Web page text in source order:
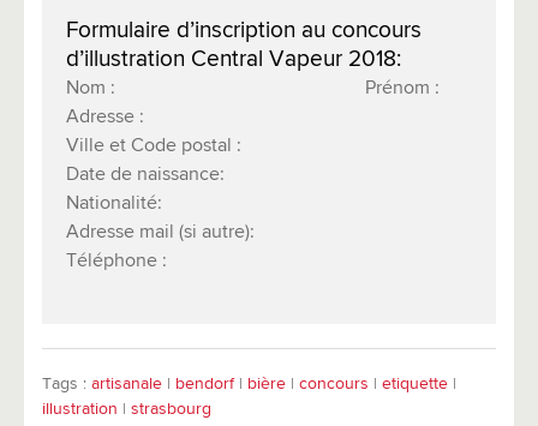
Formulaire d’inscription au concours
d’illustration Central Vapeur 2018:
Nom : Prénom :
Adresse :
Ville et Code postal :
Date de naissance:
Nationalité:
Adresse mail (si autre):
Téléphone :
Tags : artisanale bendorf| bière concours etiquette
illustration
strasbourg